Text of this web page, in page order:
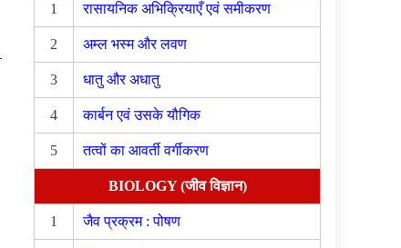
1 रासायनिक अभिक्रियाएँ एवं समीकरण
2 अम्ल भस्म और लवण
3 धातु और अधातु
4 कार्बन एवं उसके यौगिक
5 तत्वों का आवर्ती वर्गीकरण
BIOLOGY (जीव विज्ञान)
1 जैव प्रक्रम : पोषण